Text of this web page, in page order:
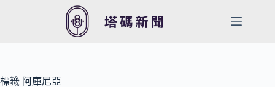
容
標籤 阿庫尼亞